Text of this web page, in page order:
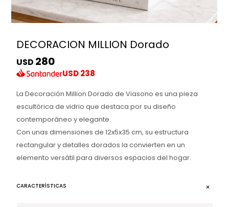
DECORACION MILLION Dorado
USD 280
USD238
La Decoración Million Dorado de Viasono es una pieza
escultórica de vidrio que destaca por su diseño
contemporáneo y elegante.
Con unas dimensiones de 12x5x35 cm, su estructura
rectangular y detalles dorados la convierten en un
elemento versátil para diversos espacios del hogar.
CARACTERÍSTICAS